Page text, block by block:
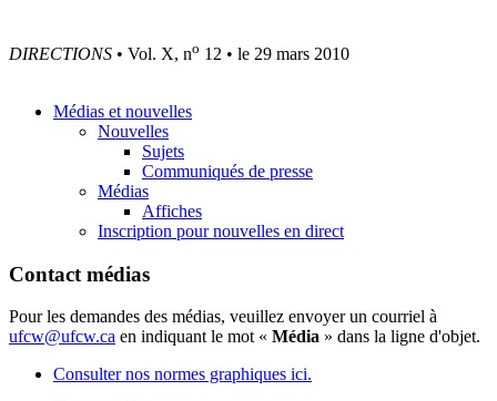
DIRECTIONS • Vol. X, no 12 • le 29 mars 2010
Médias et nouvelles
Nouvelles
Sujets
Communiqués de presse
Médias
Affiches
Inscription pour nouvelles en direct
Contact médias
Pour les demandes des médias, veuillez envoyer un courriel à
ufcw@ufcw.ca en indiquant le mot « Média » dans la ligne d'objet.
Consulter nos normes graphiques ici.